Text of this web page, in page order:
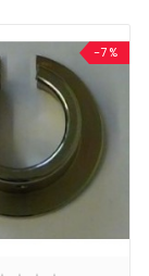
-7%